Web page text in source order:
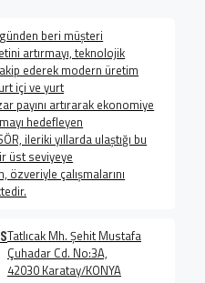
beri müşteri
artırmayı, teknolojik
ederek modern üretim
içi ve yurt
payını artırarak ekonomiye
hedefleyen
ileriki yıllarda ulaştığı bu
üst seviyeye
özveriyle çalışmalarını
Tatlıcak Mh. Şehit Mustafa
Çuhadar Cd. No:3A,
42030 Karatay/KONYA